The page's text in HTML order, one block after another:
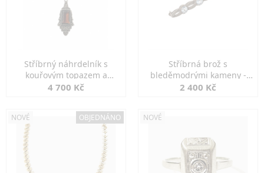
Stříbrný náhrdelník s
kouřovým topazem a
markazity
4 700 Kč
Stříbrná brož s
bleděmodrými kameny -
jemná elegance
2 400 Kč
NOVÉ OBJEDNÁNO NOVÉ